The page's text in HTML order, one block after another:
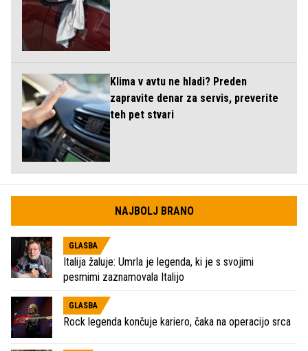
Klima v avtu ne hladi? Preden
zapravite denar za servis, preverite
teh pet stvari
NAJBOLJ BRANO
GLASBA
Italija žaluje: Umrla je legenda, ki je s svojimi
pesmimi zaznamovala Italijo
GLASBA
Rock legenda končuje kariero, čaka na operacijo srca